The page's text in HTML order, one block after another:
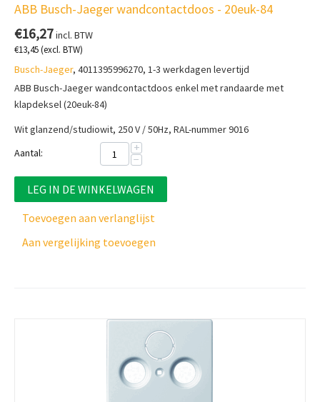
ABB Busch-Jaeger wandcontactdoos - 20euk-84
€16,27incl. BTW
€13,45(excl. BTW)
Busch-Jaeger, 4011395996270, 1-3 werkdagen levertijd
ABB Busch-Jaeger wandcontactdoos enkel met randaarde met
klapdeksel (20euk-84)
Wit glanzend/studiowit, 250 V / 50Hz, RAL-nummer 9016
Aantal:
+
−
LEG IN DE WINKELWAGEN
Toevoegen aan verlanglijst
Aan vergelijking toevoegen